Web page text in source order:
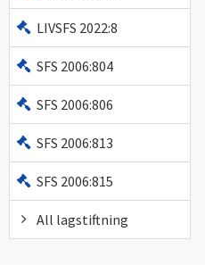
LIVSFS 2022:8
SFS 2006:804
SFS 2006:806
SFS 2006:813
SFS 2006:815
All lagstiftning